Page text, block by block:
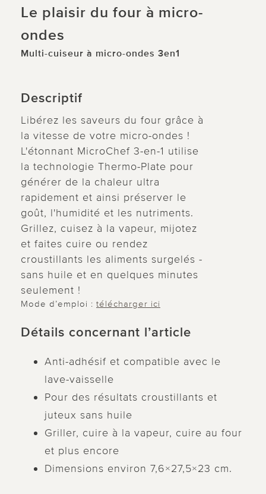
Le plaisir du four à micro-
ondes
Multi-cuiseur à micro-ondes 3en1
Descriptif
Libérez les saveurs du four grâce à
la vitesse de votre micro-ondes !
L'étonnant MicroChef 3-en-1 utilise
la technologie Thermo-Plate pour
générer de la chaleur ultra
rapidement et ainsi préserver le
goût, l'humidité et les nutriments.
Grillez, cuisez à la vapeur, mijotez
et faites cuire ou rendez
croustillants les aliments surgelés -
sans huile et en quelques minutes
seulement !
Mode d’emploi : télécharger ici
Détails concernant l’article
Anti-adhésif et compatible avec le
lave-vaisselle
Pour des résultats croustillants et
juteux sans huile
Griller, cuire à la vapeur, cuire au four
et plus encore
Dimensions environ 7,6×27,5×23 cm.